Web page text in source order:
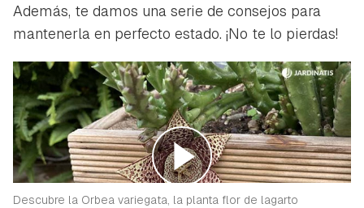
Además, te damos una serie de consejos para
mantenerla en perfecto estado. ¡No te lo pierdas!
Descubre la Orbea variegata, la planta flor de lagarto